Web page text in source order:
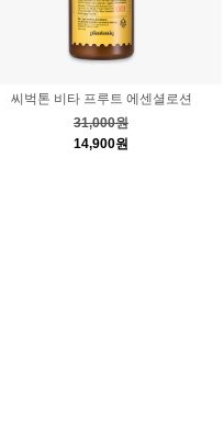
씨벅톤 비타 프루트 에센셜로션
31,000원
14,900원